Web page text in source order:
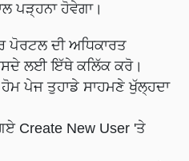
ਪੜ੍ਹਨਾ ਹੋਵੇਗਾ।
ਪੋਰਟਲ ਦੀ ਅਧਿਕਾਰਤ
ਲਈ ਇੱਥੇ ਕਲਿੱਕ ਕਰੋ।
ਪੇਜ ਤੁਹਾਡੇ ਸਾਹਮਣੇ ਖੁੱਲ੍ਹਦਾ
Create New User 'ਤੇ